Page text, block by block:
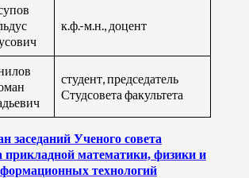
к.ф.-м.н., доцент
студент, председатель
Студсовета факультета
заседаний Ученого совета
прикладной математики, физики и
технологий